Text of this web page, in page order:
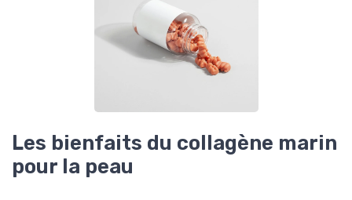
Les bienfaits du collagène marin
pour la peau